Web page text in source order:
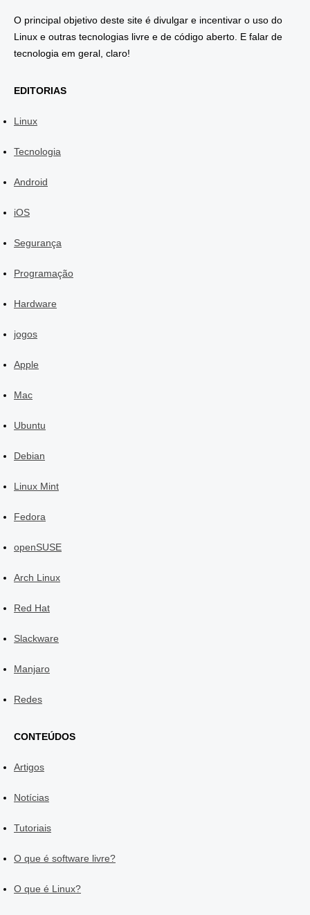
O principal objetivo deste site é divulgar e incentivar o uso do
Linux e outras tecnologias livre e de código aberto. E falar de
tecnologia em geral, claro!
EDITORIAS
Linux
Tecnologia
Android
iOS
Segurança
Programação
Hardware
jogos
Apple
Mac
Ubuntu
Debian
Linux Mint
Fedora
openSUSE
Arch Linux
Red Hat
Slackware
Manjaro
Redes
CONTEÚDOS
Artigos
Notícias
Tutoriais
O que é software livre?
O que é Linux?